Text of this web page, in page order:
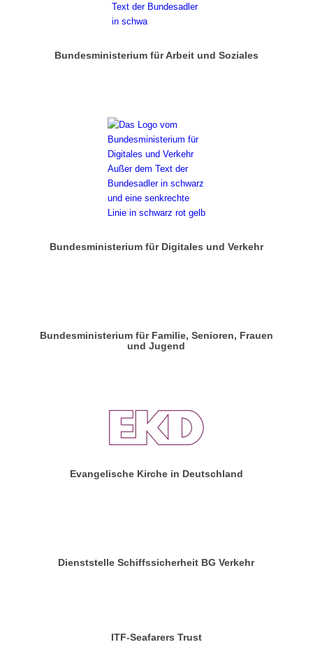
Bundesministerium für Arbeit und Soziales
Bundesministerium für Digitales und Verkehr
Bundesministerium für Familie, Senioren, Frauen
und Jugend
Evangelische Kirche in Deutschland
Dienststelle Schiffssicherheit BG Verkehr
ITF-Seafarers Trust